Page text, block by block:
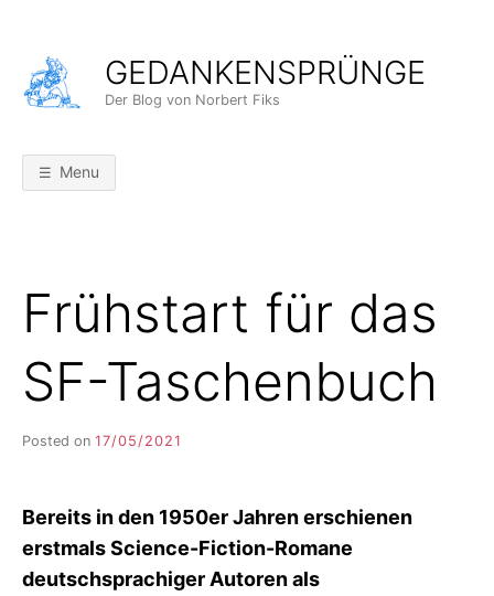
content
GEDANKENSPRÜNGE
Der Blog von Norbert Fiks
Menu
Frühstart für das
SF-Taschenbuch
Posted on 17/05/2021
I
K
S
L
Bereits in den 1950er Jahren erschienen
erstmals Science-Fiction-Romane
deutschsprachiger Autoren als